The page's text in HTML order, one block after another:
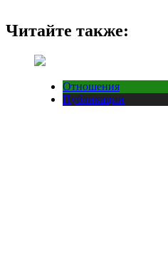
Читайте также:
Отношения
Публикации